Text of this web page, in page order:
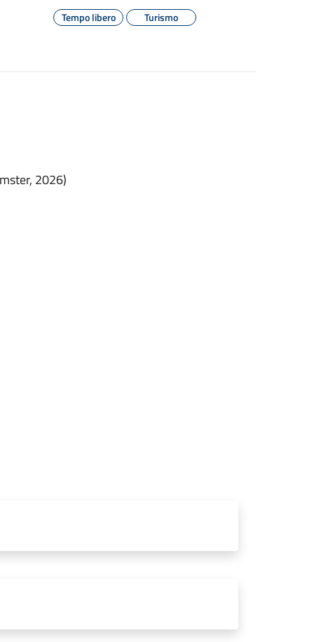
Tempo libero
Turismo
2026)